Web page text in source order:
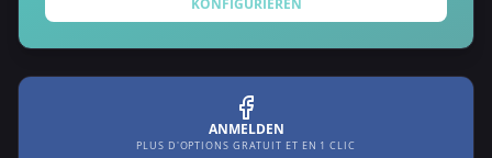
ANMELDEN
PLUS D'OPTIONS GRATUIT ET EN 1 CLIC